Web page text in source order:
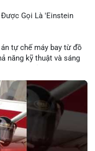
Được Gọi Là 'Einstein
tự chế máy bay từ đồ
năng kỹ thuật và sáng
máy bay, được
Thành tựu này
chóng mà còn thể
vực công nghệ. Mặc dù
crypto, sự phát
hội đầu tư hoặc ứng